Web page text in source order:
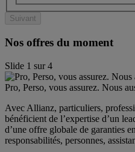
Suivant
Nos offres du moment
Slide 1 sur4
Pro, Perso, vous assurez. Nous
Avec Allianz, particuliers,
bénéficient de l’expertise d’un
d’une offre globale de garanties
responsabilités, personnes,